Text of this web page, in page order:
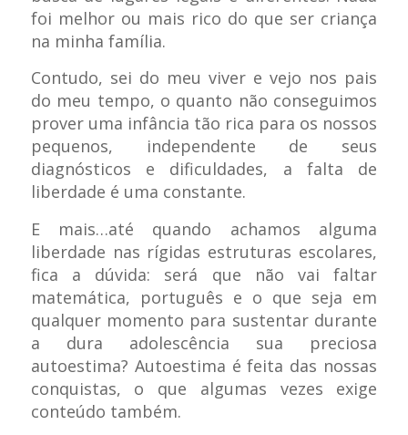
foi melhor ou mais rico do que ser criança
na minha família.
Contudo, sei do meu viver e vejo nos pais
do meu tempo, o quanto não conseguimos
prover uma infância tão rica para os nossos
pequenos, independente de seus
diagnósticos e dificuldades, a falta de
liberdade é uma constante.
E mais…até quando achamos alguma
liberdade nas rígidas estruturas escolares,
fica a dúvida: será que não vai faltar
matemática, português e o que seja em
qualquer momento para sustentar durante
a dura adolescência sua preciosa
autoestima? Autoestima é feita das nossas
conquistas, o que algumas vezes exige
conteúdo também.